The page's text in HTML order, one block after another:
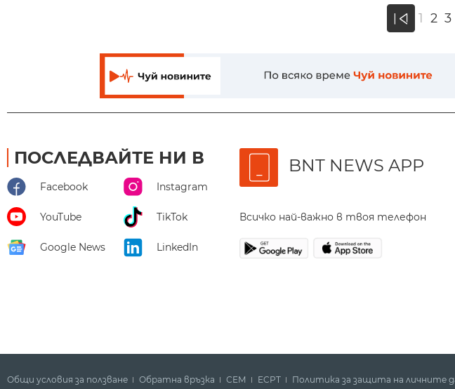
« 1 2 3
ПОСЛЕДВАЙТЕ НИ В
Facebook Instagram
YouTube TikTok
Google News LinkedIn
BNT NEWS APP
Всичко най-важно в твоя телефон
Общи условия за ползване Обратна връзка СЕМ ECPT Политика за защита на личните